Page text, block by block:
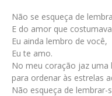
Não se esqueça de
E do amor que
Eu ainda lembro de você,
Eu te amo.
No meu coração jaz uma
para ordenar às estrelas
Não esqueça de